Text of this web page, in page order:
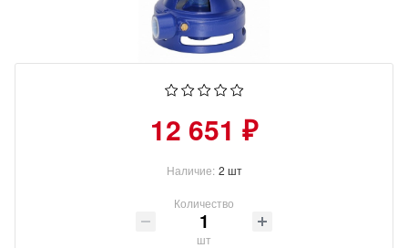
12 651 ₽
Наличие: 2 шт
Количество
шт